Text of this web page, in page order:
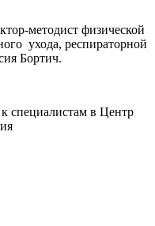
методист физической
ухода, респираторной
Бортич.